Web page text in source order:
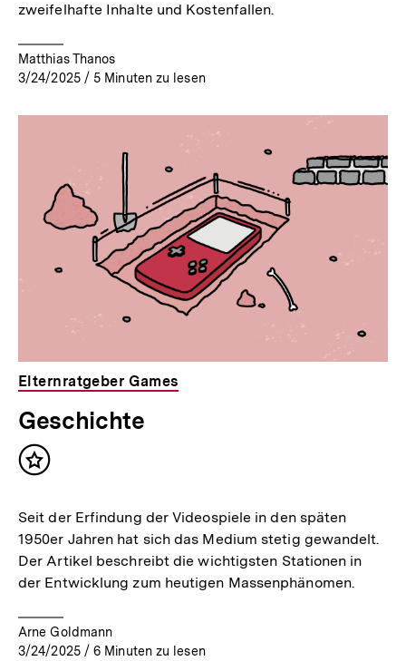
zweifelhafte Inhalte und Kostenfallen.
Matthias Thanos
3/24/2025 / 5 Minuten zu lesen
Elternratgeber Games
Geschichte
Inhalt
Seit der Erfindung der Videospiele in den späten
1950er Jahren hat sich das Medium stetig gewandelt.
Der Artikel beschreibt die wichtigsten Stationen in
der Entwicklung zum heutigen Massenphänomen.
Arne Goldmann
3/24/2025 / 6 Minuten zu lesen